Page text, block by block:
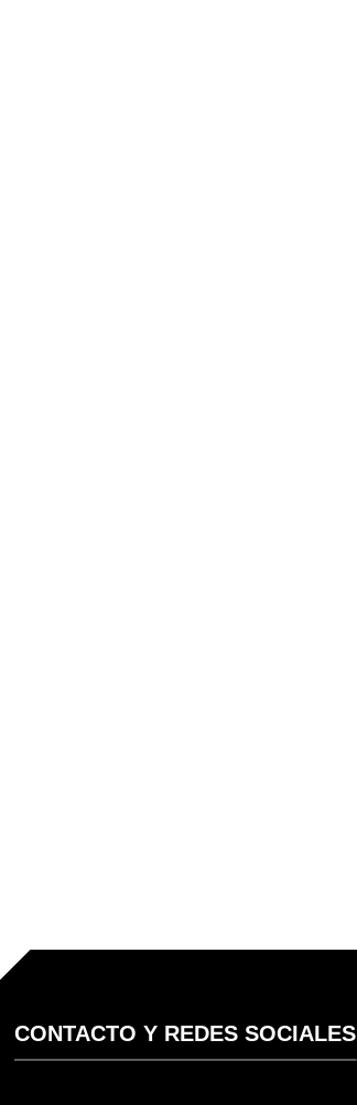
CONTACTO Y REDES SOCIALES